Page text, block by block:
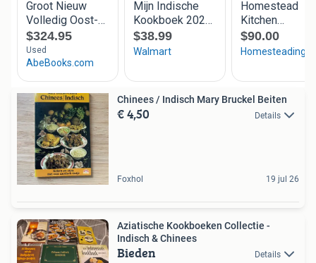
Chinees / Indisch Mary Bruckel Beiten
€ 4,50 Details
Foxhol 19 jul 26
Aziatische Kookboeken Collectie -
Indisch & Chinees
Bieden Details